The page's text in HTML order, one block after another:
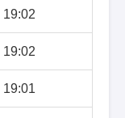
19:02
19:02
19:01